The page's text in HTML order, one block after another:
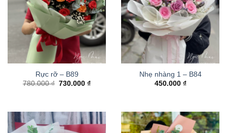
Rực rỡ – B89
780.000₫ Giá
730.000₫Giá
Nhẹ nhàng 1 – B84
450.000 ₫